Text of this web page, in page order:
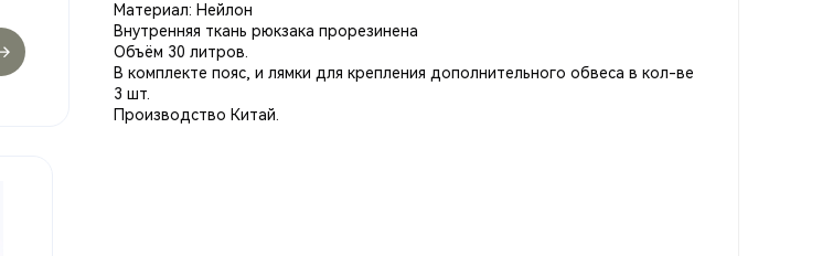
Материал: Нейлон
Внутренняя ткань рюкзака прорезинена
Объём 30 литров.
В комплекте пояс, и лямки для крепления дополнительного обвеса в кол-ве
3 шт.
Производство Китай.